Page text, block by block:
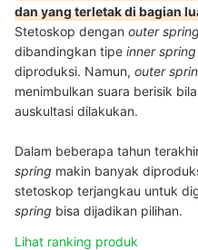
dan yang terletak di bagian
Stetoskop dengan outer spring
dibandingkan tipe inner spring
diproduksi. Namun, outer
menimbulkan suara berisik
auskultasi dilakukan.
Dalam beberapa tahun
spring makin banyak
stetoskop terjangkau untuk
spring bisa dijadikan pilihan.
Lihat ranking produk